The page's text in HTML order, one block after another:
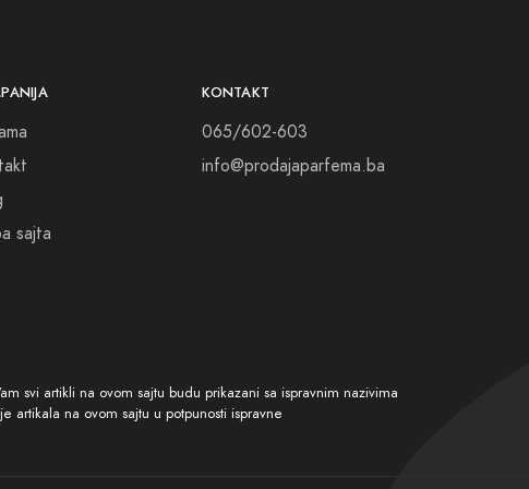
sajta
KONTAKT
065/602-603
info@prodajaparfema.ba
svi artikli na ovom sajtu budu prikazani sa ispravnim nazivima
na ovom sajtu u potpunosti ispravne